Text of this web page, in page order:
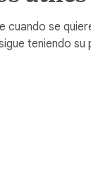
se
teniendo